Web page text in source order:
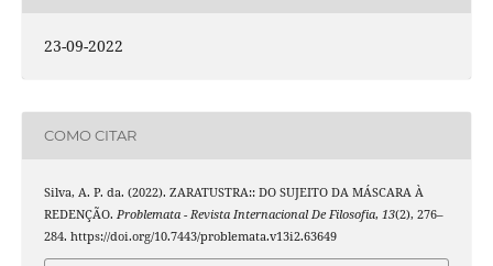
23-09-2022
COMO CITAR
Silva, A. P. da. (2022). ZARATUSTRA:: DO SUJEITO DA MÁSCARA À
REDENÇÃO. Problemata - Revista Internacional De Filosofia, 13(2), 276–
284. https://doi.org/10.7443/problemata.v13i2.63649